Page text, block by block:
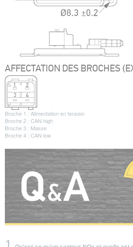
AFFECTATION DES BROCHES
Broche 1 : Alimentation en tension
Broche 2 : CAN high
Broche 3 : Masse
Broche 4 : CAN low